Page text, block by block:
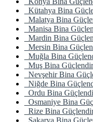
Kütahya Bina
Malatya Bina
Manisa Bina
Mardin Bina
Mersin Bina
Muğla Bina
Muş Bina
Nevşehir Bina
Niğde Bina
Ordu Bina
Osmaniye Bina
Rize Bina